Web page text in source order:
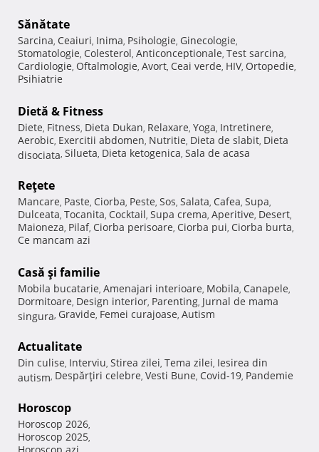
Sănătate
Sarcina, Ceaiuri, Inima, Psihologie, Ginecologie,
Stomatologie, Colesterol, Anticonceptionale, Test sarcina,
Cardiologie, Oftalmologie, Avort, Ceai verde, HIV, Ortopedie,
Psihiatrie
Dietă & Fitness
Diete, Fitness, Dieta Dukan, Relaxare, Yoga, Intretinere,
Aerobic, Exercitii abdomen, Nutritie, Dieta de slabit, Dieta
disociata, Silueta, Dieta ketogenica, Sala de acasa
Reţete
Mancare, Paste, Ciorba, Peste, Sos, Salata, Cafea, Supa,
Dulceata, Tocanita, Cocktail, Supa crema, Aperitive, Desert,
Maioneza, Pilaf, Ciorba perisoare, Ciorba pui, Ciorba burta,
Ce mancam azi
Casă şi familie
Mobila bucatarie, Amenajari interioare, Mobila, Canapele,
Dormitoare, Design interior, Parenting, Jurnal de mama
singura, Gravide, Femei curajoase, Autism
Actualitate
Din culise, Interviu, Stirea zilei, Tema zilei, Iesirea din
autism, Despărţiri celebre, Vesti Bune, Covid-19, Pandemie
Horoscop
Horoscop 2026,
Horoscop 2025,